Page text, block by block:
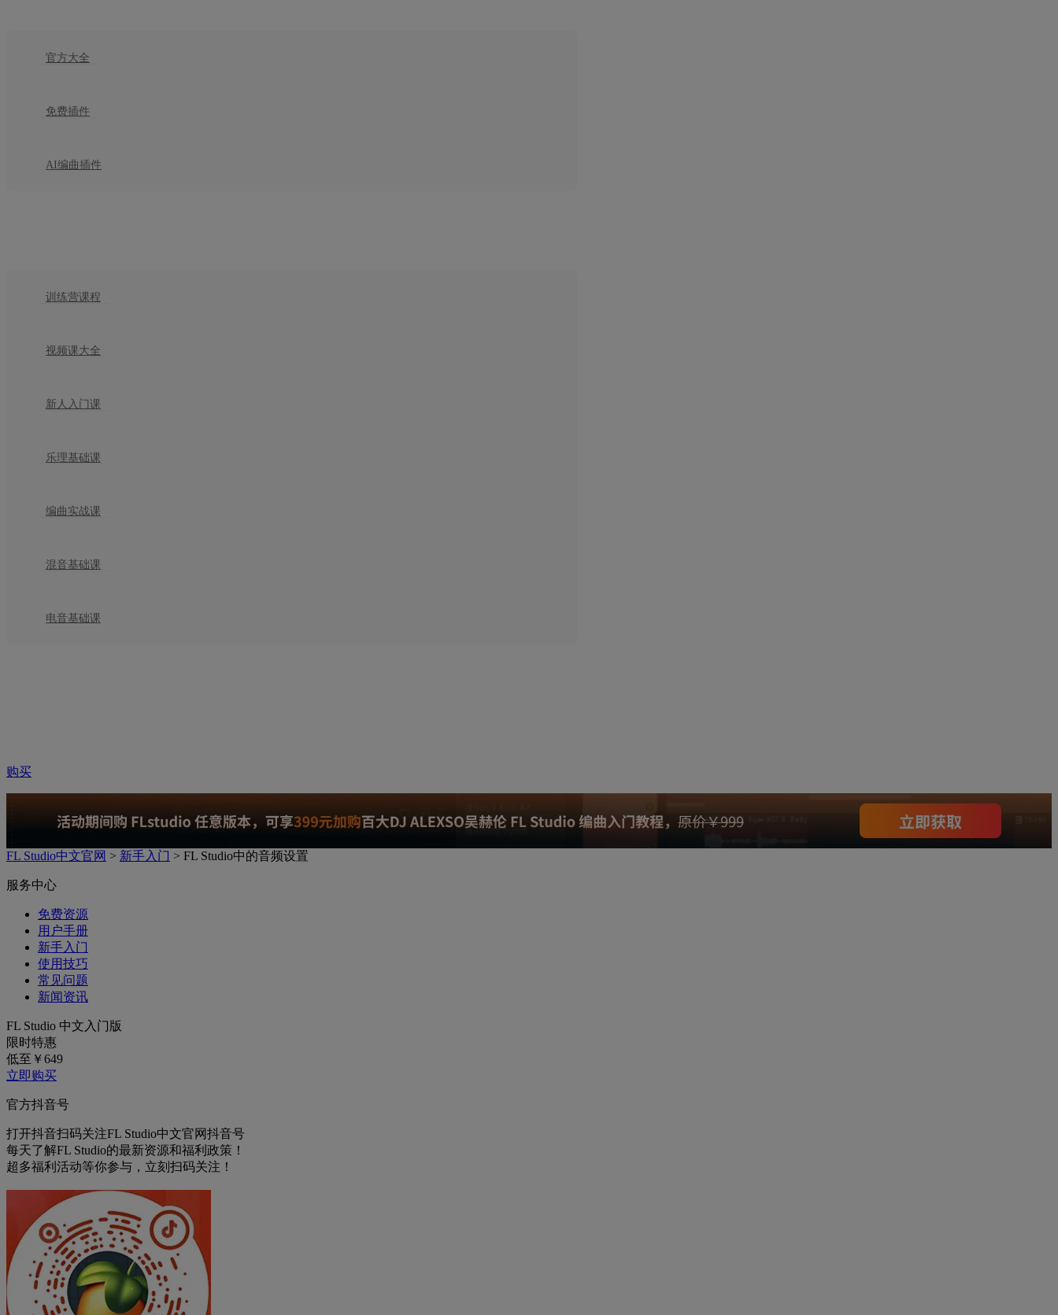
官方大全
免费插件
AI编曲插件
训练营课程
视频课大全
新人入门课
乐理基础课
编曲实战课
混音基础课
电音基础课
购买
FL Studio中文官网 > 新手入门 > FL Studio中的音频设置
服务中心
免费资源
用户手册
新手入门
使用技巧
常见问题
新闻资讯
FL Studio 中文入门版
限时特惠
低至￥649
立即购买
官方抖音号
打开抖音扫码关注FL Studio中文官网抖音号
每天了解FL Studio的最新资源和福利政策！
超多福利活动等你参与，立刻扫码关注！